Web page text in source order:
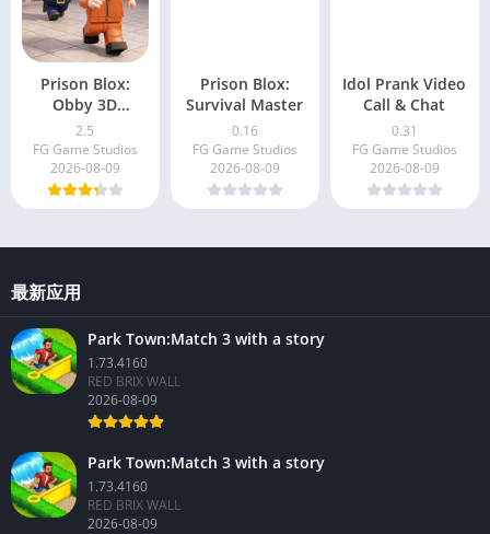
Prison Blox:
Obby 3D
Parkour
2.5
FG Game Studios
2026-08-09
Prison Blox:
Survival Master
0.16
FG Game Studios
2026-08-09
Idol Prank Video
Call & Chat
0.31
FG Game Studios
2026-08-09
最新应用
Park Town:Match 3 with a story
1.73.4160
RED BRIX WALL
2026-08-09
Park Town:Match 3 with a story
1.73.4160
RED BRIX WALL
2026-08-09